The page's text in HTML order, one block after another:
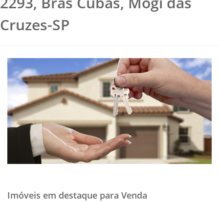
Cruzes-SP
Imóveis em destaque para Venda